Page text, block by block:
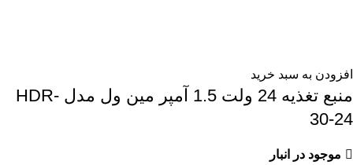
افزودن به سبد خرید
منبع تغذیه 24 ولت 1.5 آمپر مین ول مدل HDR-
30-24
موجود در انبار